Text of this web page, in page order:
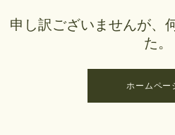
申し訳ございませんが、
た。
ホームペー